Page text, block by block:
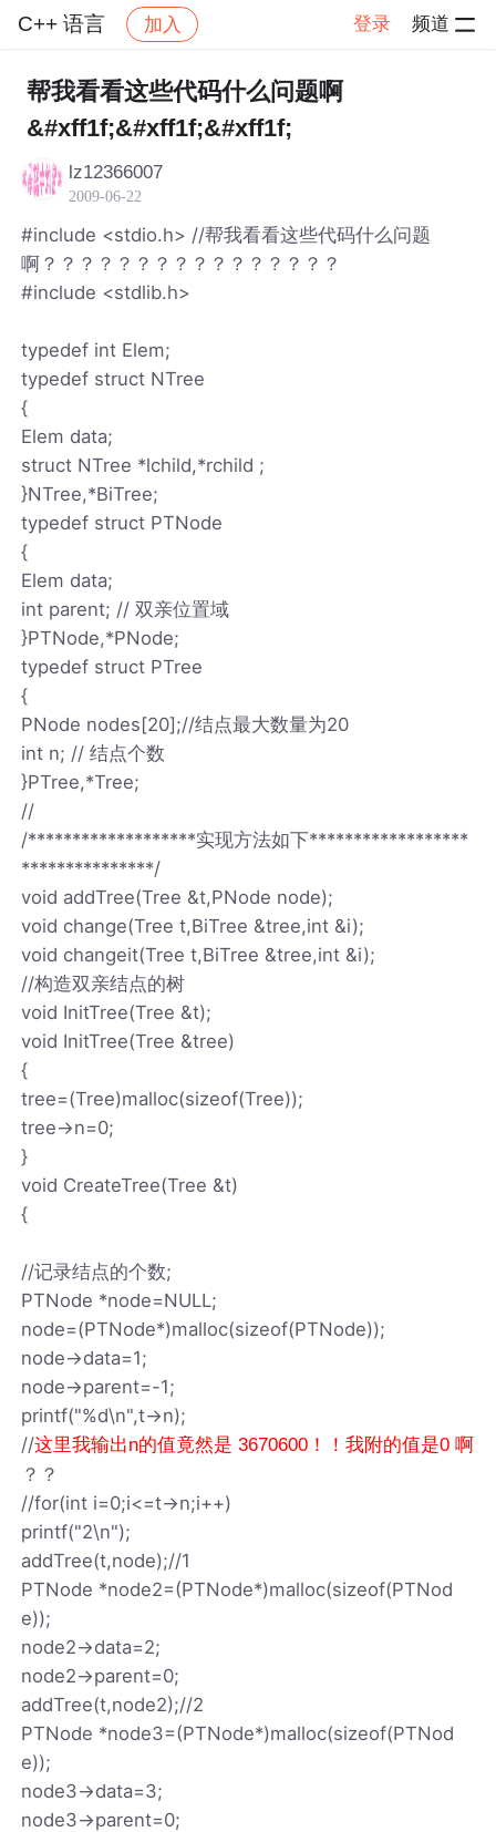
C++ 语言 加入 登录 频道
社区 C++ 语言 帖子详情
帮我看看这些代码什么问题啊
&#xff1f;&#xff1f;&#xff1f;
lz12366007
2009-06-22
#include <stdio.h> //帮我看看这些代码什么问题
啊？？？？？？？？？？？？？？？？
#include <stdlib.h>
typedef int Elem;
typedef struct NTree
{
Elem data;
struct NTree *lchild,*rchild ;
}NTree,*BiTree;
typedef struct PTNode
{
Elem data;
int parent; // 双亲位置域
}PTNode,*PNode;
typedef struct PTree
{
PNode nodes[20];//结点最大数量为20
int n; // 结点个数
}PTree,*Tree;
//
/*******************实现方法如下******************
***************/
void addTree(Tree &t,PNode node);
void change(Tree t,BiTree &tree,int &i);
void changeit(Tree t,BiTree &tree,int &i);
//构造双亲结点的树
void InitTree(Tree &t);
void InitTree(Tree &tree)
{
tree=(Tree)malloc(sizeof(Tree));
tree->n=0;
}
void CreateTree(Tree &t)
{
//记录结点的个数;
PTNode *node=NULL;
node=(PTNode*)malloc(sizeof(PTNode));
node->data=1;
node->parent=-1;
printf("%d\n",t->n);
//这里我输出n的值竟然是 3670600！！我附的值是0 啊
？？
//for(int i=0;i<=t->n;i++)
printf("2\n");
addTree(t,node);//1
PTNode *node2=(PTNode*)malloc(sizeof(PTNod
e));
node2->data=2;
node2->parent=0;
addTree(t,node2);//2
PTNode *node3=(PTNode*)malloc(sizeof(PTNod
e));
node3->data=3;
node3->parent=0;